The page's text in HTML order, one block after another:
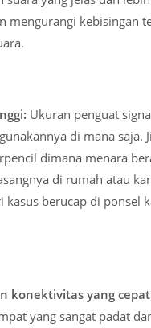
mengurangi kebisingan
Ukuran penguat
di mana saja.
dimana menara
di rumah atau
kasus berucap di ponsel
konektivitas yang
yang sangat padat